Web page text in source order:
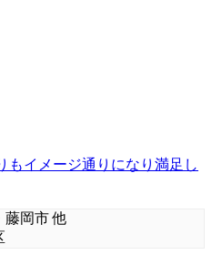
もイメージ通りになり満足し
藤岡市 他